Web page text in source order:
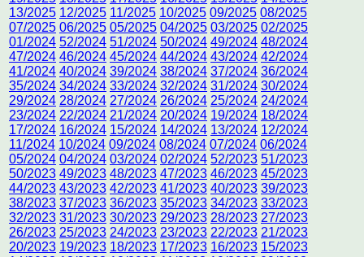
13/2025 12/2025 11/2025 10/2025 09/2025 08/2025
07/2025 06/2025 05/2025 04/2025 03/2025 02/2025
01/2024 52/2024 51/2024 50/2024 49/2024 48/2024
47/2024 46/2024 45/2024 44/2024 43/2024 42/2024
41/2024 40/2024 39/2024 38/2024 37/2024 36/2024
35/2024 34/2024 33/2024 32/2024 31/2024 30/2024
29/2024 28/2024 27/2024 26/2024 25/2024 24/2024
23/2024 22/2024 21/2024 20/2024 19/2024 18/2024
17/2024 16/2024 15/2024 14/2024 13/2024 12/2024
11/2024 10/2024 09/2024 08/2024 07/2024 06/2024
05/2024 04/2024 03/2024 02/2024 52/2023 51/2023
50/2023 49/2023 48/2023 47/2023 46/2023 45/2023
44/2023 43/2023 42/2023 41/2023 40/2023 39/2023
38/2023 37/2023 36/2023 35/2023 34/2023 33/2023
32/2023 31/2023 30/2023 29/2023 28/2023 27/2023
26/2023 25/2023 24/2023 23/2023 22/2023 21/2023
20/2023 19/2023 18/2023 17/2023 16/2023 15/2023